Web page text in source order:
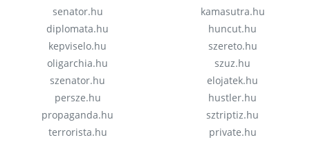
senator.hu
diplomata.hu
kepviselo.hu
oligarchia.hu
szenator.hu
persze.hu
propaganda.hu
terrorista.hu
kamasutra.hu
huncut.hu
szereto.hu
szuz.hu
elojatek.hu
hustler.hu
sztriptiz.hu
private.hu